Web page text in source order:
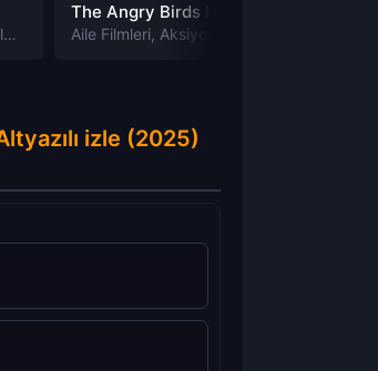
Bilim-Kurgu Filmleri,Fantastik Filmleri
Aile Filmleri, Aksiyon Filmleri
izle (2025)